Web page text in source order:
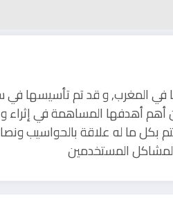
أهدفها المساهمة في إثراء و
بكل ما له علاقة بالحواسيب
لمشاكل المستخدمين